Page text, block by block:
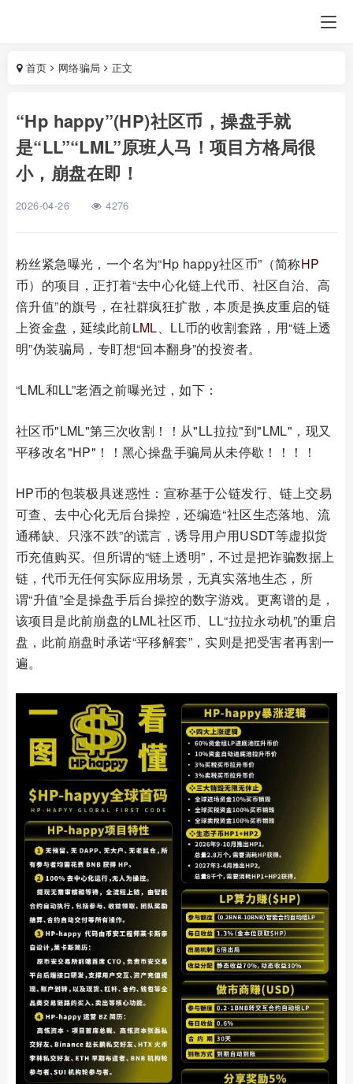
首页 网络骗局 正文
“Hp happy”(HP)社区币，操盘手就
是“LL”“LML”原班人马！项目方格局很
小，崩盘在即！
2026-04-26 4276
粉丝紧急曝光，一个名为“Hp happy社区币”（简称HP
币）的项目，正打着“去中心化链上代币、社区自治、高
倍升值”的旗号，在社群疯狂扩散，本质是换皮重启的链
上资金盘，延续此前LML、LL币的收割套路，用“链上透
明”伪装骗局，专盯想“回本翻身”的投资者。
“LML和LL”老酒之前曝光过，如下：
社区币"LML"第三次收割！！从"LL拉拉"到"LML"，现又
平移改名"HP"！！黑心操盘手骗局从未停歇！！！！
HP币的包装极具迷惑性：宣称基于公链发行、链上交易
可查、去中心化无后台操控，还编造“社区生态落地、流
通稀缺、只涨不跌”的谎言，诱导用户用USDT等虚拟货
币充值购买。但所谓的“链上透明”，不过是把诈骗数据上
链，代币无任何实际应用场景，无真实落地生态，所
谓“升值”全是操盘手后台操控的数字游戏。更离谱的是，
该项目是此前崩盘的LML社区币、LL“拉拉永动机”的重启
盘，此前崩盘时承诺“平移解套”，实则是把受害者再割一
遍。